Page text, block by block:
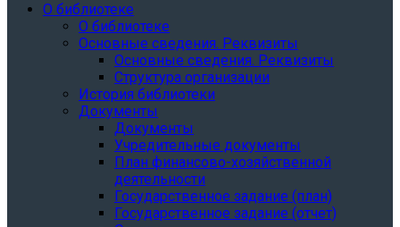
О библиотеке
О библиотеке
Основные сведения. Реквизиты
Основные сведения. Реквизиты
Структура организации
История библиотеки
Документы
Документы
Учредительные документы
План финансово-хозяйственной
деятельности
Государственное задание (план)
Государственное задание (отчет)